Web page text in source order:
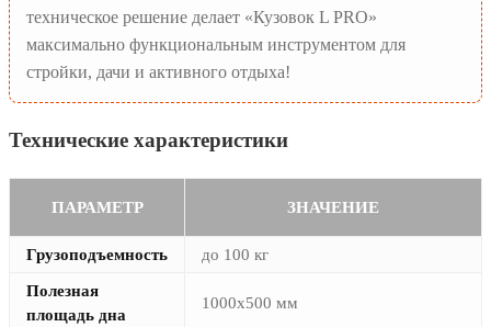
техническое решение делает «Кузовок L PRO»
максимально функциональным инструментом для
стройки, дачи и активного отдыха!
Технические характеристики
ПАРАМЕТР ЗНАЧЕНИЕ
Грузоподъемность до 100 кг
Полезная
площадь дна
1000х500 мм